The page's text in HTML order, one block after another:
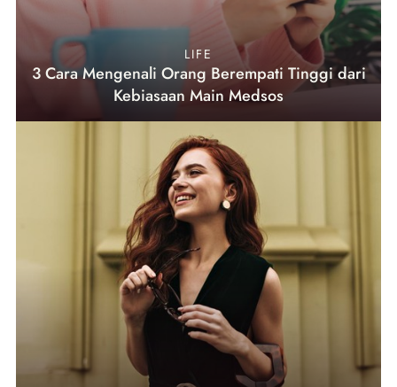
LIFE
3 Cara Mengenali Orang Berempati Tinggi dari
Kebiasaan Main Medsos